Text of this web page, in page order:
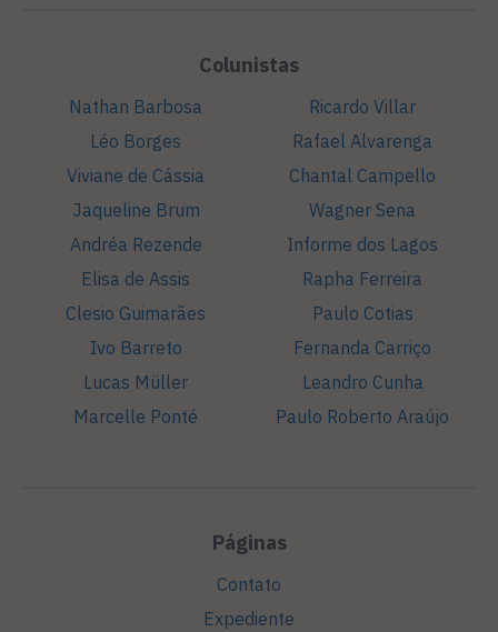
Colunistas
Nathan Barbosa
Léo Borges
Viviane de Cássia
Jaqueline Brum
Andréa Rezende
Elisa de Assis
Clesio Guimarães
Ivo Barreto
Lucas Müller
Marcelle Ponté
Ricardo Villar
Rafael Alvarenga
Chantal Campello
Wagner Sena
Informe dos Lagos
Rapha Ferreira
Paulo Cotias
Fernanda Carriço
Leandro Cunha
Paulo Roberto Araújo
Páginas
Contato
Expediente